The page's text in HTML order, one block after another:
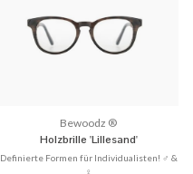
Bewoodz ®
Holzbrille 'Lillesand'
Definierte Formen für Individualisten! ♂ &
♀